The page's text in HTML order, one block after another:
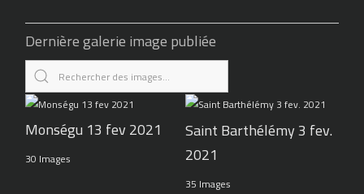
Dernière galerie image publiée
Monségu 13 fev 2021
30 Images
Saint Barthélémy 3 fev.
2021
35 Images